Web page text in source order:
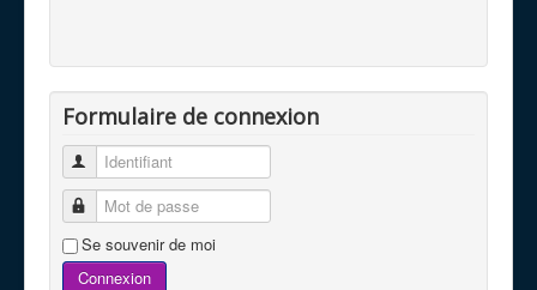
Formulaire de connexion
Identifiant
Mot de passe
Se souvenir de moi
Connexion